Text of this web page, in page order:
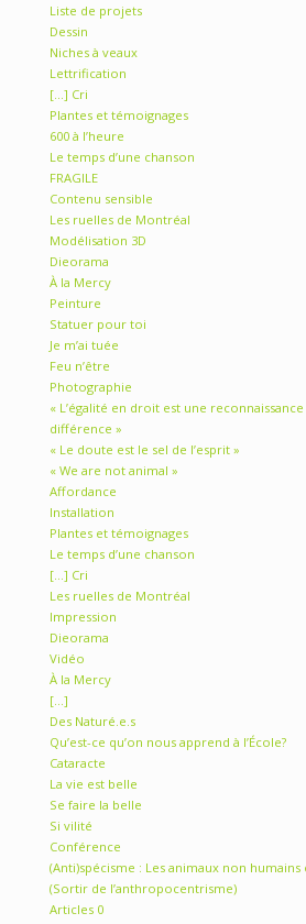
Liste de projets
Dessin
Niches à veaux
Lettrification
[…] Cri
Plantes et témoignages
600 à l’heure
Le temps d’une chanson
FRAGILE
Contenu sensible
Les ruelles de Montréal
Modélisation 3D
Dieorama
À la Mercy
Peinture
Statuer pour toi
Je m’ai tuée
Feu n’être
Photographie
« L’égalité en droit est une
différence »
« Le doute est le sel de l’esprit »
« We are not animal »
Affordance
Installation
Plantes et témoignages
Le temps d’une chanson
[…] Cri
Les ruelles de Montréal
Impression
Dieorama
Vidéo
À la Mercy
[…]
Des Naturé.e.s